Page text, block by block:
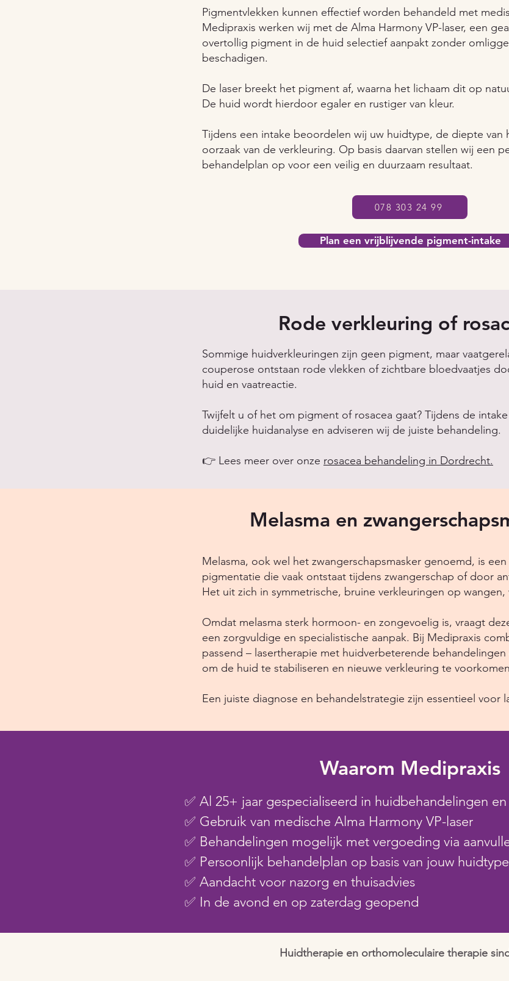
Pigmentvlekken kunnen effectief worden behandeld met
Medipraxis werken wij met de Alma Harmony VP-laser, een
overtollig pigment in de huid selectief aanpakt zonder
beschadigen.
De laser breekt het pigment af, waarna het lichaam dit op
De huid wordt hierdoor egaler en rustiger van kleur.
Tijdens een intake beoordelen wij uw huidtype, de diepte van
oorzaak van de verkleuring. Op basis daarvan stellen wij een
behandelplan op voor een veilig en duurzaam resultaat.
078 303 24 99
Plan een vrijblijvende pigment-intake
Rode verkleuring of
Sommige huidverkleuringen zijn geen pigment, maar
couperose ontstaan rode vlekken of zichtbare bloedvaatjes
huid en vaatreactie.
Twijfelt u of het om pigment of rosacea gaat? Tijdens de
duidelijke huidanalyse en adviseren wij de juiste behandeling.
👉 Lees meer over onze rosacea behandeling in Dordrecht.
Melasma en
Melasma, ook wel het zwangerschapsmasker genoemd, is
pigmentatie die vaak ontstaat tijdens zwangerschap of door
Het uit zich in symmetrische, bruine verkleuringen op
Omdat melasma sterk hormoon- en zongevoelig is, vraagt
een zorgvuldige en specialistische aanpak. Bij Medipraxis
passend – lasertherapie met huidverbeterende
om de huid te stabiliseren en nieuwe verkleuring te
Een juiste diagnose en behandelstrategie zijn essentieel voor
Waarom Medipraxis
✅ Al 25+ jaar gespecialiseerd in huidbehandelingen
✅ Gebruik van medische Alma Harmony VP-laser
✅ Behandelingen mogelijk met vergoeding via
✅ Persoonlijk behandelplan op basis van jouw huidtype
✅ Aandacht voor nazorg en thuisadvies
✅ In de avond en op zaterdag geopend
Huidtherapie en orthomoleculaire therapie